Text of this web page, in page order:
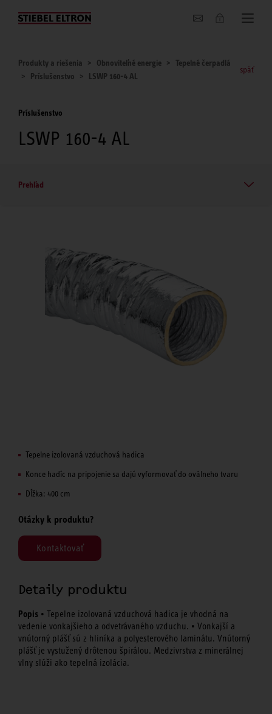
O nás
Produkty a riešenia Obnoviteľné energie
Tepelné čerpadlá
Príslušenstvo
LSWP 160-4 AL
späť
Príslušenstvo
LSWP 160-4 AL
Prehľad
Tepelne izolovaná vzduchová hadica
Konce hadíc na pripojenie sa dajú vyformovať do oválneho tvaru
Dĺžka: 400 cm
Otázky k produktu?
Kontaktovať
Detaily produktu
Popis • Tepelne izolovaná vzduchová hadica je vhodná na
vedenie vonkajšieho a odvetrávaného vzduchu. • Vonkajší a
vnútorný plášť sú z hliníka a polyesterového laminátu. Vnútorný
plášť je vystužený drôtenou špirálou. Medzivrstva z minerálnej
vlny slúži ako tepelná izolácia.